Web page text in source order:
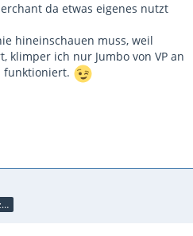
da etwas eigenes nutzt
hineinschauen muss, weil
klimper ich nur Jumbo von VP an
funktioniert.
Profi und VM Unterstützer